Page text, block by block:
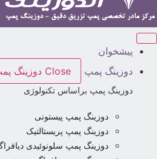
پیشخوان
دوزینگ پمپ
Close دوزینگ پمپ
دوزینگ پمپ براساس تکنولوژی
دوزینگ پمپ پیستونی
دوزینگ پمپ پریستالتیک
دوزینگ پمپ سلونوئیدی